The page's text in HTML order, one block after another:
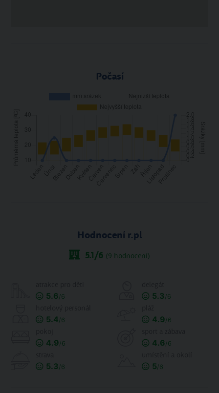
Počasí
Hodnocení r.pl
5.1/6 (9 hodnocení)
5.6/6 5.3/6
5.4/6 4.9/6
4.9/6 4.6/6
5.3/6 5/6